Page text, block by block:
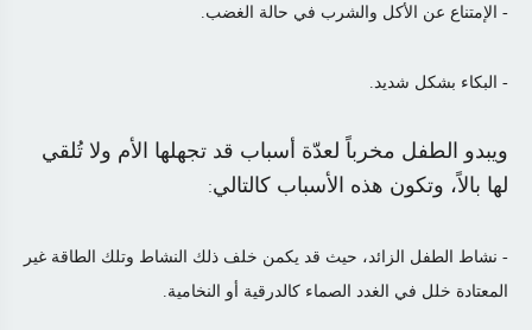
- الإمتناع عن الأكل والشرب في حالة الغضب.
- البكاء بشكل شديد.
ويبدو الطفل مخرباً لعدّة أسباب قد تجهلها الأم ولا تُلقي
لها بالاً، وتكون هذه الأسباب كالتالي:
- نشاط الطفل الزائد، حيث قد يكمن خلف ذلك النشاط وتلك الطاقة غير
المعتادة خلل في الغدد الصماء كالدرقية أو النخامية.